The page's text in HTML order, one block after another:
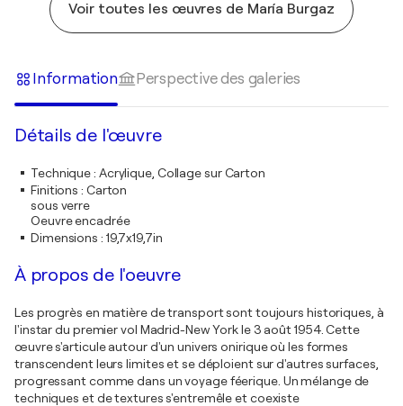
Voir toutes les œuvres de María Burgaz
Information Perspective des galeries
Détails de l'œuvre
Technique: Acrylique, Collage sur Carton
Finitions : Carton
sous verre
Oeuvre encadrée
Dimensions : 19,7x19,7in
À propos de l'oeuvre
Les progrès en matière de transport sont toujours historiques, à
l'instar du premier vol Madrid-New York le 3 août 1954. Cette
œuvre s'articule autour d'un univers onirique où les formes
transcendent leurs limites et se déploient sur d'autres surfaces,
progressant comme dans un voyage féerique. Un mélange de
techniques et de textures s'entremêle et coexiste